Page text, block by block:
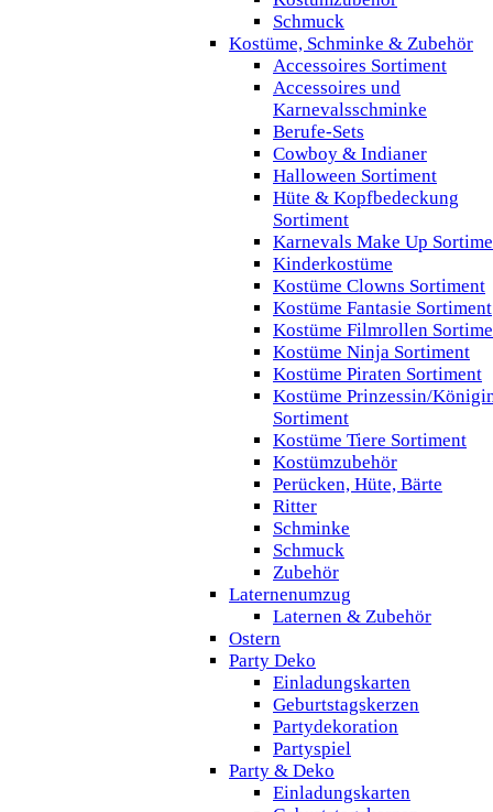
Schmuck
Kostüme, Schminke & Zubehör
Accessoires Sortiment
Accessoires und
Karnevalsschminke
Berufe-Sets
Cowboy & Indianer
Halloween Sortiment
Hüte & Kopfbedeckung
Sortiment
Karnevals Make Up
Kinderkostüme
Kostüme Clowns Sortiment
Kostüme Fantasie Sortiment
Kostüme Filmrollen
Kostüme Ninja Sortiment
Kostüme Piraten Sortiment
Kostüme Prinzessin/
Sortiment
Kostüme Tiere Sortiment
Kostümzubehör
Perücken, Hüte, Bärte
Ritter
Schminke
Schmuck
Zubehör
Laternenumzug
Laternen & Zubehör
Ostern
Party Deko
Einladungskarten
Geburtstagskerzen
Partydekoration
Partyspiel
Party & Deko
Einladungskarten